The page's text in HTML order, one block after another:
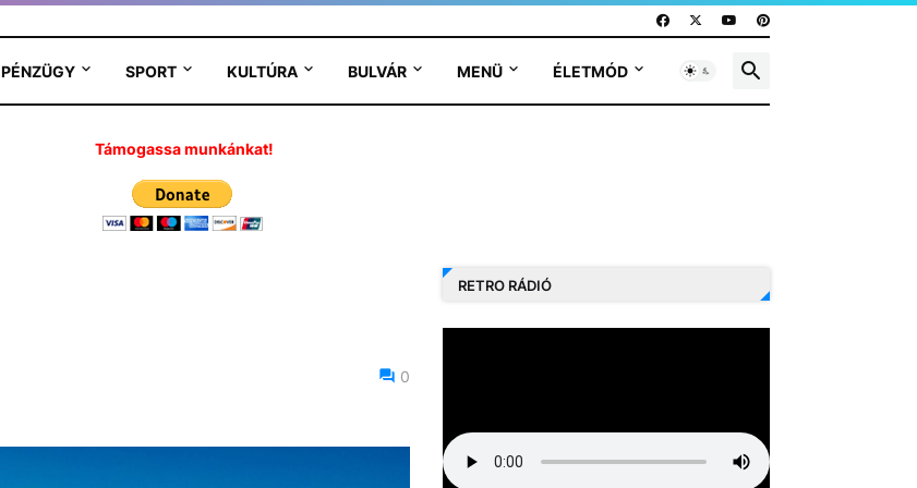
PÉNZÜGY SPORT KULTÚRA BULVÁR MENÜ ÉLETMÓD
Támogassa munkánkat!
0
RETRO RÁDIÓ